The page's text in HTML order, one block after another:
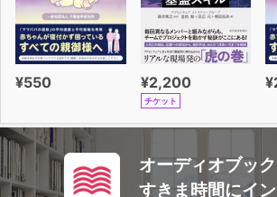
¥550 ¥2,200
チケット
オーディオブッ
すきま時間にイ